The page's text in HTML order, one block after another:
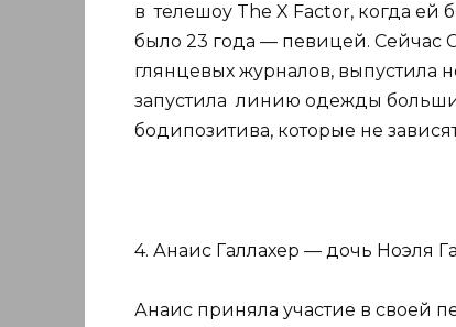
в телешоу The X Factor, когда ей
было 23 года — певицей. Сейчас
глянцевых журналов, выпустила
запустила линию одежды
бодипозитива, которые не
4. Анаис Галлахер — дочь Ноэля
Анаис приняла участие в своей